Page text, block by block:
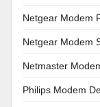
Netgear Modem
Netgear Modem
Netmaster
Philips Modem